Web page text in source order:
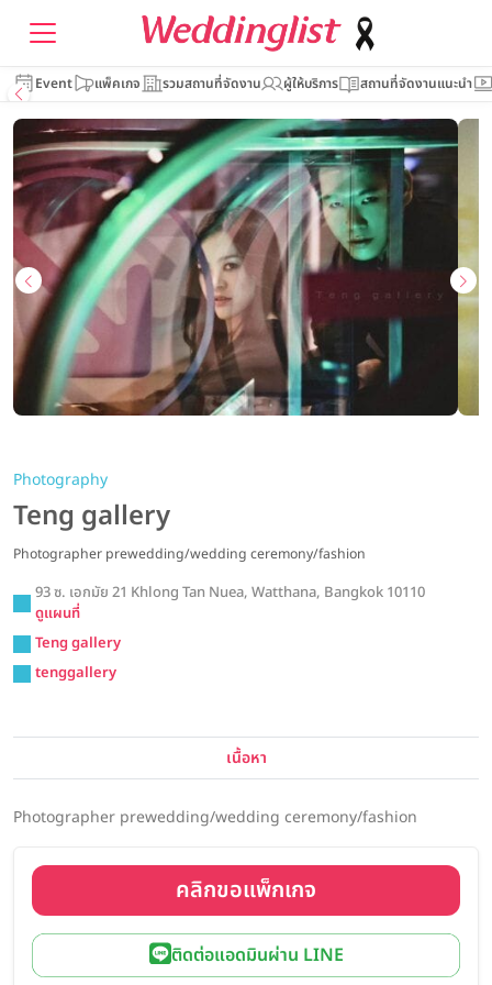
Event แพ็คเกจ รวมสถานที่จัดงาน ผู้ให้บริการ สถานที่จัดงานแนะนำ
Photography
Teng gallery
Photographer prewedding/wedding ceremony/fashion
93 ซ. เอกมัย 21 Khlong Tan Nuea, Watthana, Bangkok 10110
ดูแผนที่
Teng gallery
tenggallery
เนื้อหา
Photographer prewedding/wedding ceremony/fashion
คลิกขอแพ็กเกจ
ติดต่อแอดมินผ่าน LINE